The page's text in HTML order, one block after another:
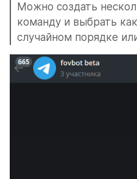
Можно создать
команду и выбрать
случайном порядке